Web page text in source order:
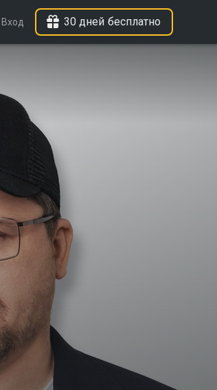
Вход 30 дней бесплатно